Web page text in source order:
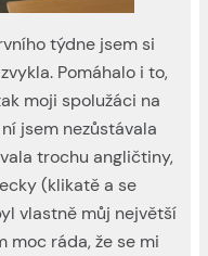
týdne jsem si
Pomáhalo i to,
moji spolužáci na
jsem nezůstávala
trochu angličtiny,
(klikatě a se
vlastně můj největší
moc ráda, že se mi